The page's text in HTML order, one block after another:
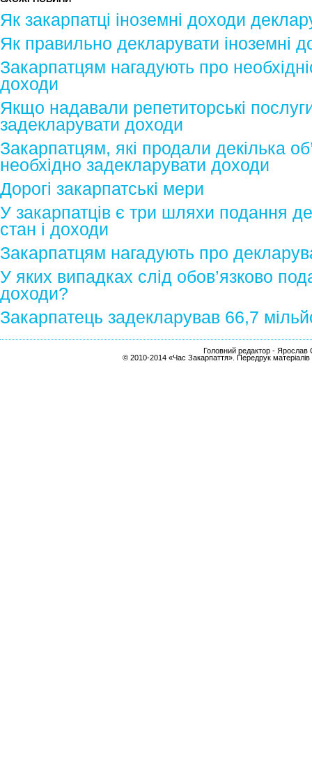
Як закарпатці іноземні доходи
Як правильно декларувати іноземні
Закарпатцям нагадують про
доходи
Якщо надавали репетиторські
задекларувати доходи
Закарпатцям, які продали декілька
необхідно задекларувати доходи
Дорогі закарпатські мери
У закарпатців є три шляхи подання
стан і доходи
Закарпатцям нагадують про
У яких випадках слід обов’язково
доходи?
Закарпатець задекларував 66,7
Головний редактор - Ярослав
© 2010-2014 «Час Закарпаття». Передрук